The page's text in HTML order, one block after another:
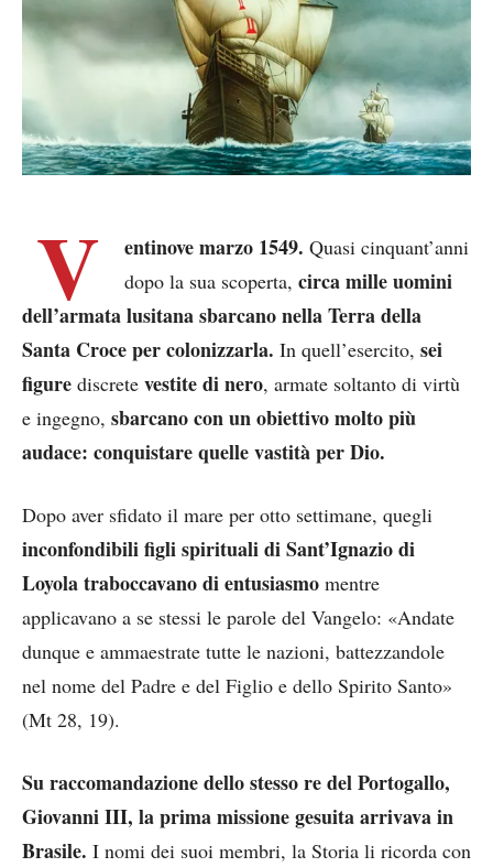
V entinove marzo 1549. Quasi cinquant’anni
dopo la sua scoperta, circa mille uomini
dell’armata lusitana sbarcano nella Terra della
Santa Croce per colonizzarla. In quell’esercito, sei
figure discrete vestite di nero, armate soltanto di virtù
e ingegno, sbarcano con un obiettivo molto più
audace: conquistare quelle vastità per Dio.
Dopo aver sfidato il mare per otto settimane, quegli
inconfondibili figli spirituali di Sant’Ignazio di
Loyola traboccavano di entusiasmo mentre
applicavano a se stessi le parole del Vangelo: «Andate
dunque e ammaestrate tutte le nazioni, battezzandole
nel nome del Padre e del Figlio e dello Spirito Santo»
(Mt 28, 19).
Su raccomandazione dello stesso re del Portogallo,
Giovanni III, la prima missione gesuita arrivava in
Brasile. I nomi dei suoi membri, la Storia li ricorda con